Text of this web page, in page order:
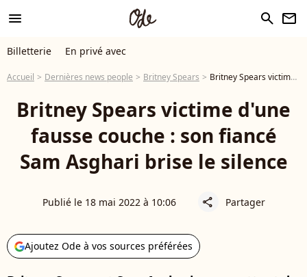
menu search newsletter
Billetterie En privé avec
Accueil Dernières news people Britney Spears Britney Spears victime d'une fausse couche : son fiancé Sam Asghari brise le silence
Britney Spears victime d'une
fausse couche : son fiancé
Sam Asghari brise le silence
Publié le 18 mai 2022 à 10:06 share Partager
Ajoutez Ode à vos sources préférées